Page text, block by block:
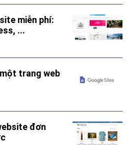
miễn phí:
...
trang web
đơn